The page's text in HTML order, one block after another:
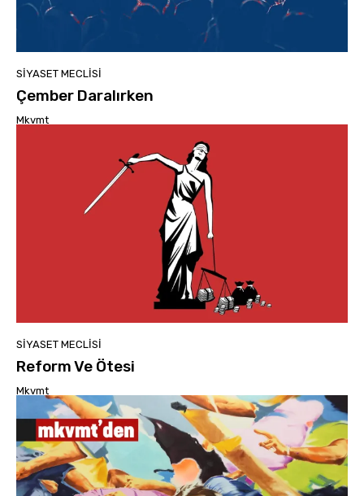
SIYASET MECLISI
Çember Daralırken
Mkvmt
SIYASET MECLISI
Reform Ve Ötesi
Mkvmt